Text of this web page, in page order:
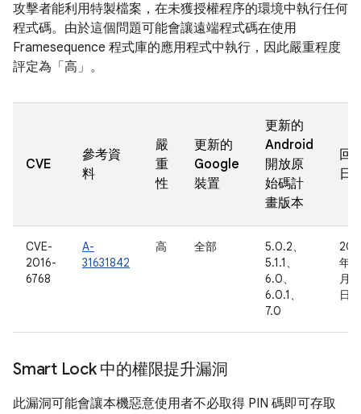
攻擊者能利用特製檔案，在未獲授權程序的環境中執行任何
程式碼。由於這個問題可能會讓遠端程式碼在使用
Framesequence 程式庫的應用程式中執行，因此嚴重程度
評定為「高」。
CVE
參考資
料
嚴
重
性
更新的
Google
裝置
更新的
Android
開放原
始碼計
畫版本
回
日
CVE-
2016-
6768
A-
31631842
高 全部
5.0.2、
5.1.1、
6.0、
6.0.1、
7.0
年 9
月
日
Smart Lock 中的權限提升漏洞
此漏洞可能會讓本機惡意使用者不必取得 PIN 碼即可存取